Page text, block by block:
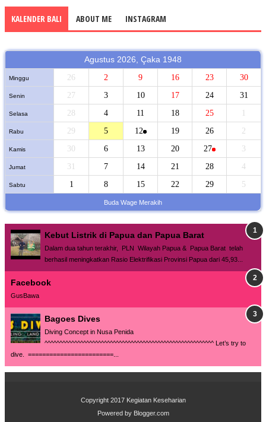
KALENDER BALI ABOUT ME INSTAGRAM
Agustus 2026, Çaka 1948
Minggu 26 2 9 16 23 30
Senin 27 3 10 17 24 31
Selasa 28 4 11 18 25
Rabu 29 5 12 19 26 2
Kamis 30 6 13 20 27 3
Jumat 31 7 14 21 28 4
Sabtu 1 8 15 22 29 5
Buda Wage Merakih
Kebut Listrik di Papua dan Papua Barat
Dalam dua tahun terakhir, PLN Wilayah Papua & Papua Barat telah
berhasil meningkatkan Rasio Elektrifikasi Provinsi Papua dari 45,93...
Facebook
GusBawa
Bagoes Dives
Diving Concept in Nusa Penida
^^^^^^^^^^^^^^^^^^^^^^^^^^^^^^^^^^^^^^^^^^^^^^^^^^^^^^^^^ Let’s try to
dive. ========================...
Copyright 2017 Kegiatan Keseharian
Powered by Blogger.com